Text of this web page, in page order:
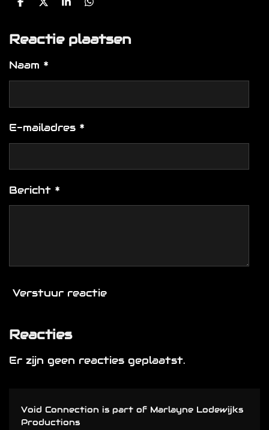
D
e
n
D
l
S
r
e
D
e
n
Reactie plaatsen
Naam *
E-mailadres *
Bericht *
Verstuur reactie
Reacties
Er zijn geen reacties geplaatst.
Void Connection is part of Marlayne Lodewijks
Productions